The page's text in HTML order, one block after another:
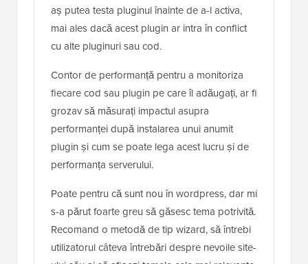
aș putea testa pluginul înainte de a-l activa,
mai ales dacă acest plugin ar intra în conflict
cu alte pluginuri sau cod.
Contor de performanță pentru a monitoriza
fiecare cod sau plugin pe care îl adăugați, ar fi
grozav să măsurați impactul asupra
performanței după instalarea unui anumit
plugin și cum se poate lega acest lucru și de
performanța serverului.
Poate pentru că sunt nou în wordpress, dar mi
s-a părut foarte greu să găsesc tema potrivită.
Recomand o metodă de tip wizard, să întrebi
utilizatorul câteva întrebări despre nevoile site-